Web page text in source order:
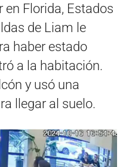
en Florida, Estados
de Liam le
haber estado
a la habitación.
y usó una
llegar al suelo.